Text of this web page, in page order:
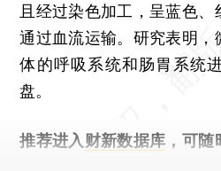
且经过染色加工，呈蓝色
通过血流运输。研究表明
体的呼吸系统和肠胃系统
盘。
推荐进入 财新数据库 ，可